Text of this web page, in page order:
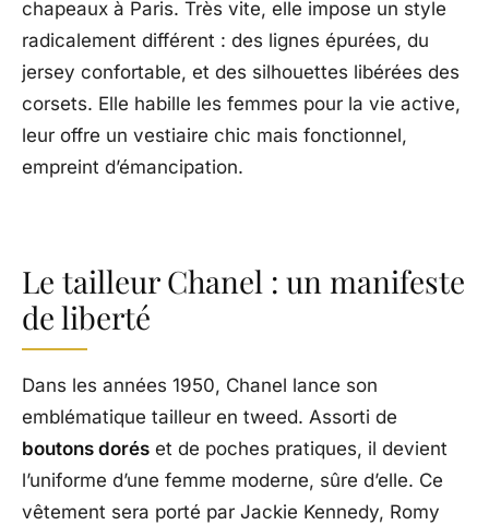
chapeaux à Paris. Très vite, elle impose un style
radicalement différent : des lignes épurées, du
jersey confortable, et des silhouettes libérées des
corsets. Elle habille les femmes pour la vie active,
leur offre un vestiaire chic mais fonctionnel,
empreint d’émancipation.
Le tailleur Chanel : un manifeste
de liberté
Dans les années 1950, Chanel lance son
emblématique tailleur en tweed. Assorti de
boutons dorés et de poches pratiques, il devient
l’uniforme d’une femme moderne, sûre d’elle. Ce
vêtement sera porté par Jackie Kennedy, Romy